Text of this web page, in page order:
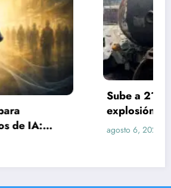
de lesionados tras
de gas en Cuernavaca
editor